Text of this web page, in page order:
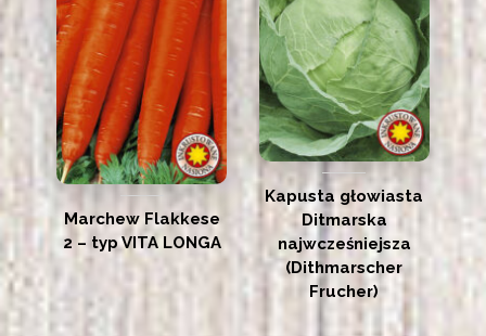
Marchew Flakkese
2 – typ VITA LONGA
Kapusta głowiasta
Ditmarska
najwcześniejsza
(Dithmarscher
Frucher)